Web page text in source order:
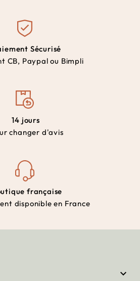
Sécurisé
CB, Paypal ou Bimpli
14 jours
changer d'avis
française
disponible en France
